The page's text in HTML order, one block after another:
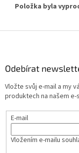
Položka byla
Odebírat
Vložte svůj e-mail a my
produktech na našem e-
E-mail
Vložením e-mailu